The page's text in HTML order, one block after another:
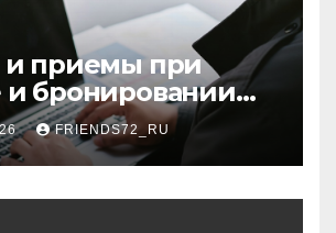
и приемы при
бронировании
FRIENDS72_RU